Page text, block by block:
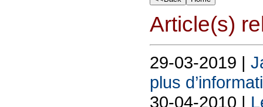
Article(s)
29-03-2019 |
plus
30-04-2010 |